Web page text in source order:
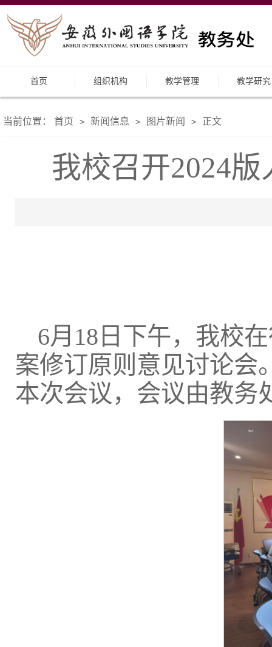
首页 组织机构 教学管理 教学研究
当前位置： 首页 > 新闻信息 > 图片新闻 > 正文
我校召开2024
6月18日下午，我校
案修订原则意见讨论会
本次会议，会议由教务